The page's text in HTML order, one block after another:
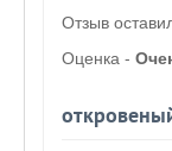
Отзыв
Оценка -